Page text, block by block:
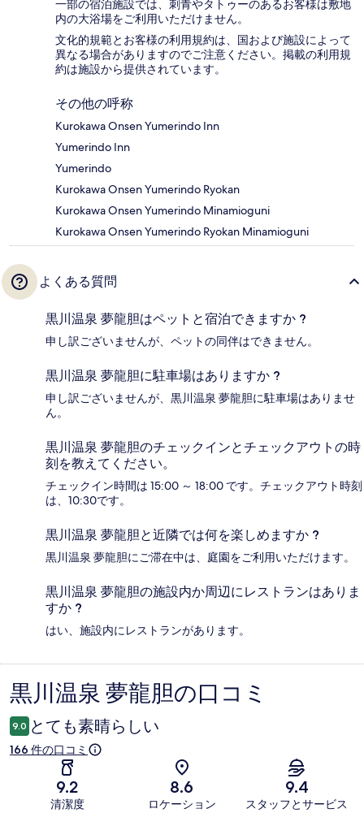
一部の宿泊施設では、刺青やタトゥーのあるお客様は敷地
内の大浴場をご利用いただけません。
文化的規範とお客様の利用規約は、国および施設によって
異なる場合がありますのでご注意ください。掲載の利用規
約は施設から提供されています。
その他の呼称
Kurokawa Onsen Yumerindo Inn
Yumerindo Inn
Yumerindo
Kurokawa Onsen Yumerindo Ryokan
Kurokawa Onsen Yumerindo Minamioguni
Kurokawa Onsen Yumerindo Ryokan Minamioguni
よくある質問
黒川温泉 夢龍胆はペットと宿泊できますか ?
申し訳ございませんが、ペットの同伴はできません。
黒川温泉 夢龍胆に駐車場はありますか ?
申し訳ございませんが、黒川温泉 夢龍胆に駐車場はありませ
ん。
黒川温泉 夢龍胆のチェックインとチェックアウトの時
刻を教えてください。
チェックイン時間は 15:00 ～ 18:00 です。チェックアウト時刻
は、10:30です。
黒川温泉 夢龍胆と近隣では何を楽しめますか ?
黒川温泉 夢龍胆にご滞在中は、庭園をご利用いただけます。
黒川温泉 夢龍胆の施設内か周辺にレストランはありま
すか ?
はい、施設内にレストランがあります。
口
コ
ミ
黒川温泉 夢龍胆の口コミ
9.0 とても素晴らしい
166 件の口コミ
9.2
清潔度
8.6
ロケーション
9.4
スタッフとサービス